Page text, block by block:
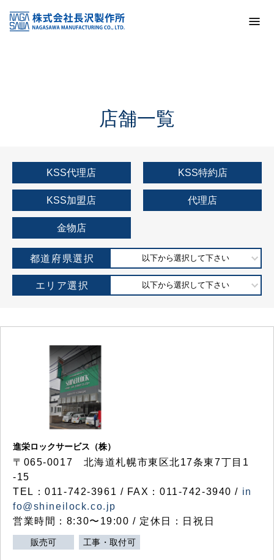
KSS加盟店・取扱店情報
店舗一覧
店舗一覧
KSS代理店 KSS特約店
KSS加盟店 代理店
金物店
都道府県選択 以下から選択して下さい
エリア選択 以下から選択して下さい
進栄ロックサービス（株）
〒065-0017 北海道札幌市東区北17条東7丁目1
-15
TEL：011-742-3961 / FAX：011-742-3940 / in
fo@shineilock.co.jp
営業時間：8:30〜19:00 / 定休日：日祝日
販売可 工事・取付可